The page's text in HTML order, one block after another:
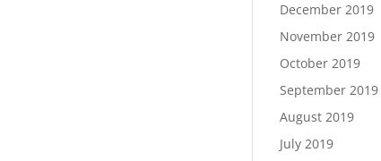
December 2019
November 2019
October 2019
September 2019
August 2019
July 2019